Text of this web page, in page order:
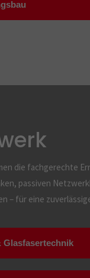
die fachgerechte
passiven
– für eine
Glasfasertechnik